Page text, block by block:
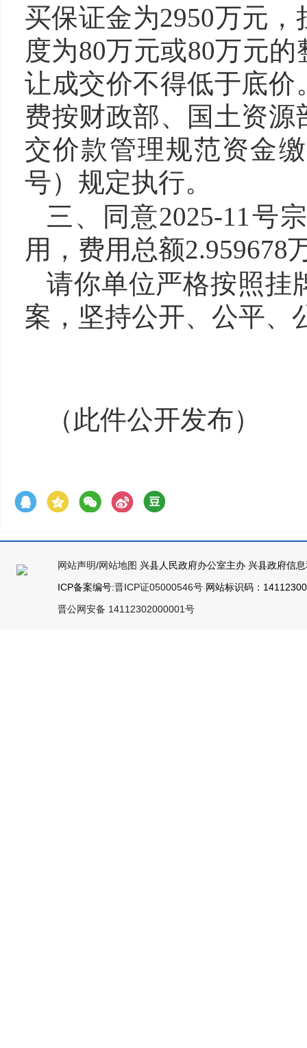
买保证金为2950万元，
度为80万元或80万元的
让成交价不得低于底
费按财政部、国土资
交价款管理规范资金
号）规定执行。
三 、同意2025-11号
用，费用总额2.959678
请你单位严格按照挂
案，坚持公开、公平、
（ 此件公开发布）
网站声明/网站地图 兴县人民政府办公室主办 兴县政府信
ICP备案编号:晋ICP证05000546号 网站标识码：
晋公网安备 14112302000001号